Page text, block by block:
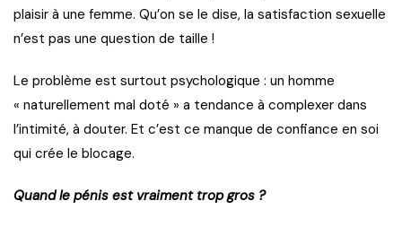
plaisir à une femme. Qu’on se le dise, la satisfaction sexuelle
n’est pas une question de taille !
Le problème est surtout psychologique : un homme
« naturellement mal doté » a tendance à complexer dans
l’intimité, à douter. Et c’est ce manque de confiance en soi
qui crée le blocage.
Quand le pénis est vraiment trop gros ?